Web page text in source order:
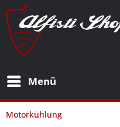
Menü
Motorkühlung